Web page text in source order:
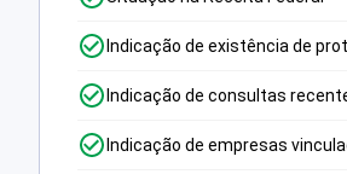
Indicação de existência de
Indicação de consultas
Indicação de empresas